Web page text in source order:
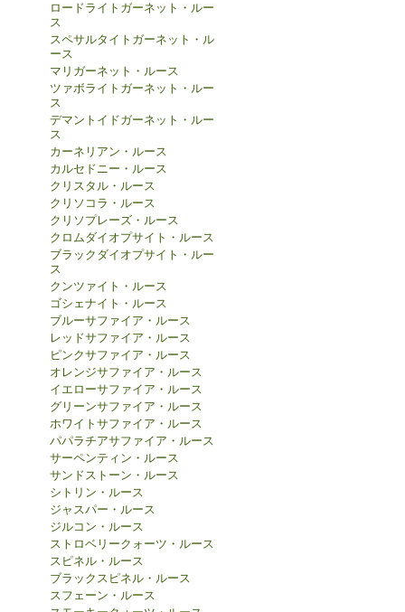
ロードライトガーネット・ルー
ス
スペサルタイトガーネット・ル
ース
マリガーネット・ルース
ツァボライトガーネット・ルー
ス
デマントイドガーネット・ルー
ス
カーネリアン・ルース
カルセドニー・ルース
クリスタル・ルース
クリソコラ・ルース
クリソプレーズ・ルース
クロムダイオプサイト・ルース
ブラックダイオプサイト・ルー
ス
クンツァイト・ルース
ゴシェナイト・ルース
ブルーサファイア・ルース
レッドサファイア・ルース
ピンクサファイア・ルース
オレンジサファイア・ルース
イエローサファイア・ルース
グリーンサファイア・ルース
ホワイトサファイア・ルース
パパラチアサファイア・ルース
サーペンティン・ルース
サンドストーン・ルース
シトリン・ルース
ジャスパー・ルース
ジルコン・ルース
ストロベリークォーツ・ルース
スピネル・ルース
ブラックスピネル・ルース
スフェーン・ルース